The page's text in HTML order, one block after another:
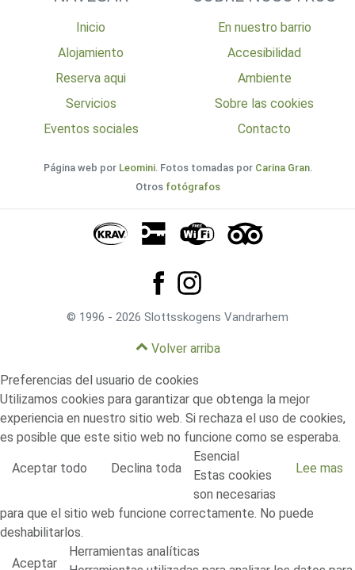
Inicio
En nuestro barrio
Alojamiento
Accesibilidad
Reserva aqui
Ambiente
Servicios
Sobre las cookies
Eventos sociales
Contacto
Página web por Leomini. Fotos tomadas por Carina Gran.
Otros fotógrafos
© 1996 - 2026 Slottsskogens Vandrarhem
Volver arriba
Preferencias del usuario de cookies
Utilizamos cookies para garantizar que obtenga la mejor
experiencia en nuestro sitio web. Si rechaza el uso de cookies,
es posible que este sitio web no funcione como se esperaba.
Aceptar todo Declina toda Lee mas
Esencial
Estas cookies
son necesarias
para que el sitio web funcione correctamente. No puede
deshabilitarlos.
Aceptar
Herramientas analíticas